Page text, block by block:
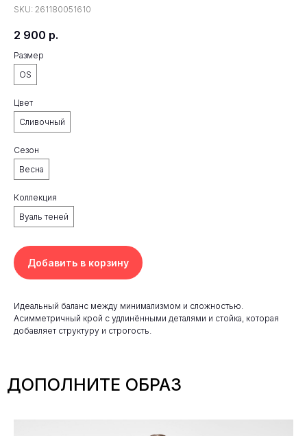
SKU: 261180051610
2 900 р.
Размер
OS
Цвет
Сливочный
Сезон
Весна
Коллекция
Вуаль теней
Добавить в корзину
Идеальный баланс между минимализмом и сложностью.
Асимметричный крой с удлинёнными деталями и стойка, которая
добавляет структуру и строгость.
ДОПОЛНИТЕ ОБРАЗ